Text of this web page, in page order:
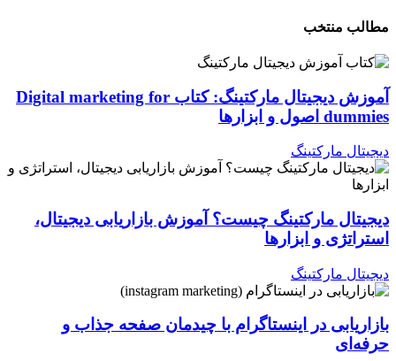
مطالب منتخب
آموزش دیجیتال مارکتینگ: کتاب Digital marketing for
dummies اصول و ابزارها
دیجیتال مارکتینگ
دیجیتال مارکتینگ چیست؟ آموزش بازاریابی دیجیتال،
استراتژی و ابزارها
دیجیتال مارکتینگ
بازاریابی در اینستاگرام با چیدمان صفحه جذاب و
حرفه‌ای